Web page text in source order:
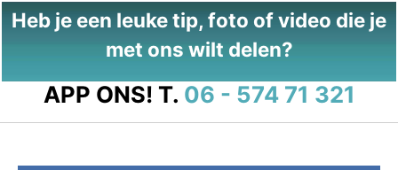
Heb je een leuke tip, foto of video die je
met ons wilt delen?
APP ONS! T. 06 - 574 71 321